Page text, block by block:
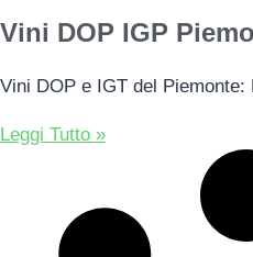
Vini DOP IGP
Vini DOP e IGT del Piemonte:
Leggi Tutto »